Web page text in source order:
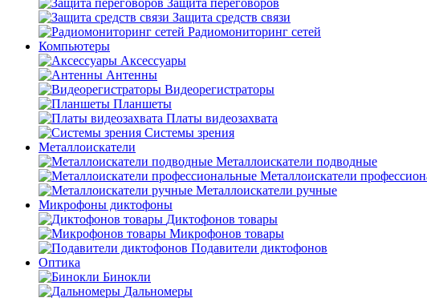
Защита переговоров
Защита средств связи
Радиомониторинг сетей
Компьютеры
Аксессуары
Антенны
Видеорегистраторы
Планшеты
Платы видеозахвата
Системы зрения
Металлоискатели
Металлоискатели подводные
Металлоискатели
Металлоискатели ручные
Микрофоны диктофоны
Диктофонов товары
Микрофонов товары
Подавители диктофонов
Оптика
Бинокли
Дальномеры